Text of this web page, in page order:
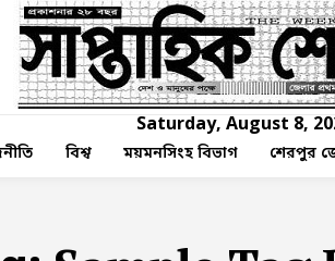
Saturday, August 8,
বিশ্ব ময়মনসিংহ বিভাগ শেরপুর